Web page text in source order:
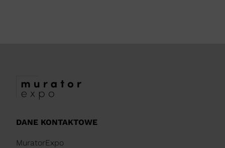
DANE KONTAKTOWE
MuratorExpo